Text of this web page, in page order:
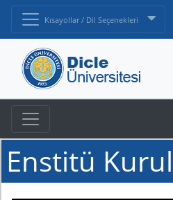
Kısayollar / Dil Seçenekleri
Enstitü